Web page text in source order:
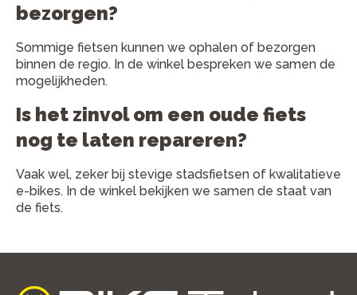
bezorgen?
Sommige fietsen kunnen we ophalen of bezorgen
binnen de regio. In de winkel bespreken we samen de
mogelijkheden.
Is het zinvol om een oude fiets
nog te laten repareren?
Vaak wel, zeker bij stevige stadsfietsen of kwalitatieve
e-bikes. In de winkel bekijken we samen de staat van
de fiets.